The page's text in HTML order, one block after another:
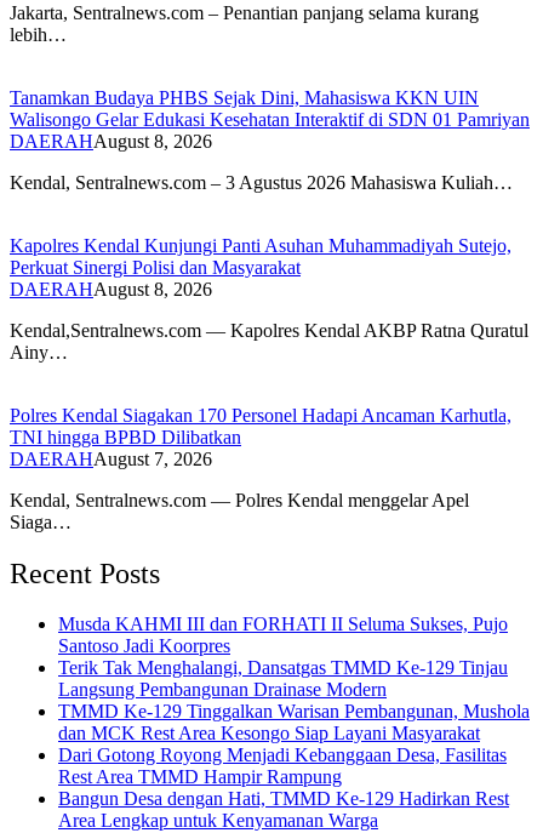
Jakarta, Sentralnews.com – Penantian panjang selama kurang
lebih…
Tanamkan Budaya PHBS Sejak Dini, Mahasiswa KKN UIN
Walisongo Gelar Edukasi Kesehatan Interaktif di SDN 01 Pamriyan
DAERAHAugust 8, 2026
​Kendal, Sentralnews.com – 3 Agustus 2026 Mahasiswa Kuliah…
Kapolres Kendal Kunjungi Panti Asuhan Muhammadiyah Sutejo,
Perkuat Sinergi Polisi dan Masyarakat
DAERAHAugust 8, 2026
Kendal,Sentralnews.com — Kapolres Kendal AKBP Ratna Quratul
Ainy…
Polres Kendal Siagakan 170 Personel Hadapi Ancaman Karhutla,
TNI hingga BPBD Dilibatkan
DAERAHAugust 7, 2026
Kendal, Sentralnews.com — Polres Kendal menggelar Apel
Siaga…
Recent Posts
Musda KAHMI III dan FORHATI II Seluma Sukses, Pujo
Santoso Jadi Koorpres
Terik Tak Menghalangi, Dansatgas TMMD Ke-129 Tinjau
Langsung Pembangunan Drainase Modern
TMMD Ke-129 Tinggalkan Warisan Pembangunan, Mushola
dan MCK Rest Area Kesongo Siap Layani Masyarakat
Dari Gotong Royong Menjadi Kebanggaan Desa, Fasilitas
Rest Area TMMD Hampir Rampung
Bangun Desa dengan Hati, TMMD Ke-129 Hadirkan Rest
Area Lengkap untuk Kenyamanan Warga